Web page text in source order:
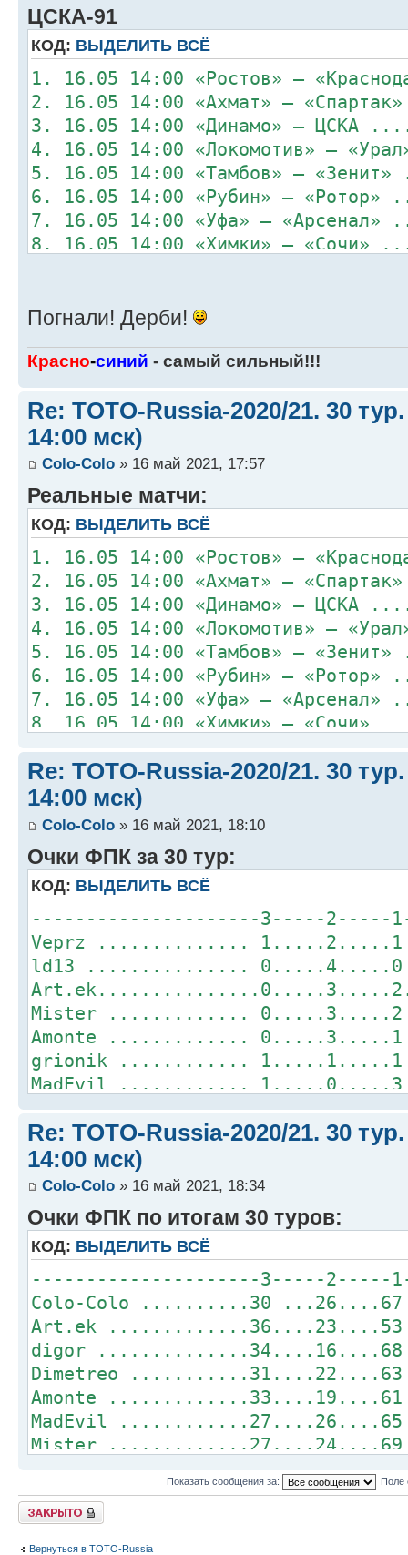
ЦСКА-91
КОД: ВЫДЕЛИТЬ ВСЁ
1. 16.05 14:00 «Ростов» –
2. 16.05 14:00 «Ахмат» –
3. 16.05 14:00 «Динамо» –
4. 16.05 14:00 «Локомотив» –
5. 16.05 14:00 «Тамбов» –
6. 16.05 14:00 «Рубин» –
7. 16.05 14:00 «Уфа» –
8. 16.05 14:00 «Химки» –
Погнали! Дерби!
Красно-синий - самый сильный!!!
Re: TOTO-Russia-2020/21. 30
14:00 мск)
Colo-Colo » 16 май 2021, 17:57
Реальные матчи:
КОД: ВЫДЕЛИТЬ ВСЁ
1. 16.05 14:00 «Ростов» –
2. 16.05 14:00 «Ахмат» –
3. 16.05 14:00 «Динамо» –
4. 16.05 14:00 «Локомотив» –
5. 16.05 14:00 «Тамбов» –
6. 16.05 14:00 «Рубин» –
7. 16.05 14:00 «Уфа» –
8. 16.05 14:00 «Химки» –
Re: TOTO-Russia-2020/21. 30
14:00 мск)
Colo-Colo » 16 май 2021, 18:10
Очки ФПК за 30 тур:
КОД: ВЫДЕЛИТЬ ВСЁ
---------------------3-----2-----
Veprz ..............
ld13 ...............
Mister .............
Amonte .............
grionik ............
MadEvil ............
Orion ..............
Dimetreo ...........
Mihagawa ...........
alikbalik ..........
danillo ............
digor ..............
WS .................
Re: TOTO-Russia-2020/21. 30
14:00 мск)
Colo-Colo » 16 май 2021, 18:34
Очки ФПК по итогам 30 туров:
КОД: ВЫДЕЛИТЬ ВСЁ
---------------------3-----2-----
Colo-Colo ..........30
Art.ek .............36....23....53
digor ..............34....16....68
Dimetreo
Amonte
MadEvil
Mister .............27....24....69
Orion
danillo ............32....21....54
ld13 ...............27....22....60
Veprz ..............22....28....63
Показать сообщения за: Поле
Закрыто
Вернуться в ТОТО-Russia